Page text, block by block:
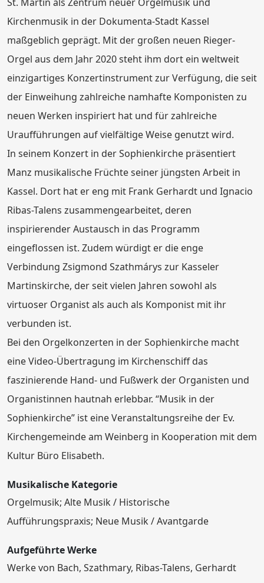
Kirchenmusik in der Dokumenta-Stadt Kassel
maßgeblich geprägt. Mit der großen neuen Rieger-
Orgel aus dem Jahr 2020 steht ihm dort ein weltweit
einzigartiges Konzertinstrument zur Verfügung, die seit
der Einweihung zahlreiche namhafte Komponisten zu
neuen Werken inspiriert hat und für zahlreiche
Uraufführungen auf vielfältige Weise genutzt wird.
In seinem Konzert in der Sophienkirche präsentiert
Manz musikalische Früchte seiner jüngsten Arbeit in
Kassel. Dort hat er eng mit Frank Gerhardt und Ignacio
Ribas-Talens zusammengearbeitet, deren
inspirierender Austausch in das Programm
eingeflossen ist. Zudem würdigt er die enge
Verbindung Zsigmond Szathmárys zur Kasseler
Martinskirche, der seit vielen Jahren sowohl als
virtuoser Organist als auch als Komponist mit ihr
verbunden ist.
Bei den Orgelkonzerten in der Sophienkirche macht
eine Video-Übertragung im Kirchenschiff das
faszinierende Hand- und Fußwerk der Organisten und
Organistinnen hautnah erlebbar. “Musik in der
Sophienkirche” ist eine Veranstaltungsreihe der Ev.
Kirchengemeinde am Weinberg in Kooperation mit dem
Kultur Büro Elisabeth.
Musikalische Kategorie
Orgelmusik; Alte Musik / Historische
Aufführungspraxis; Neue Musik / Avantgarde
Aufgeführte Werke
Werke von Bach, Szathmary, Ribas-Talens, Gerhardt